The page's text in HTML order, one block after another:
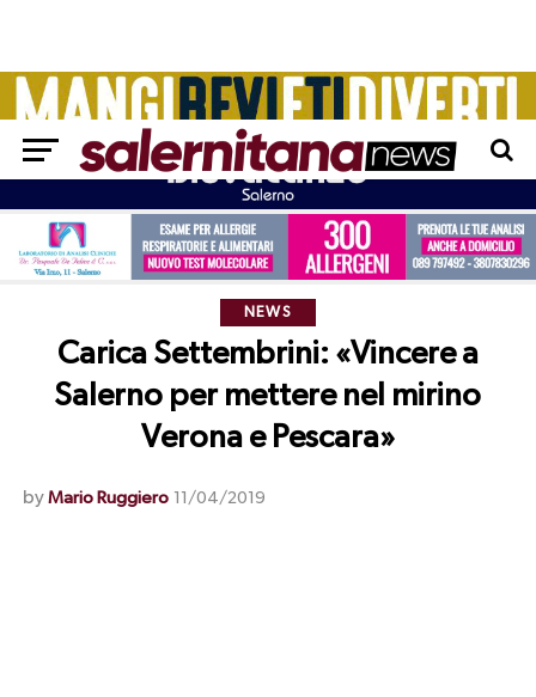
NEWS
Carica Settembrini: «Vincere a
Salerno per mettere nel mirino
Verona e Pescara»
by Mario Ruggiero 11/04/2019